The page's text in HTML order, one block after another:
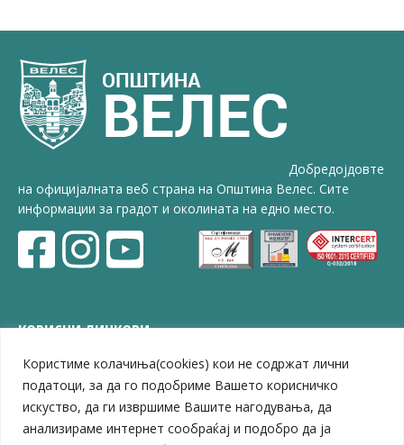
Користиме колачиња(cookies) кои не содржат лични
податоци, за да го подобриме Вашето корисничко
искуство, да ги извршиме Вашите нагодувања, да
анализираме интернет сообраќај и подобро да ја
Добредојдовте
на официјалната веб страна на Општина Велес. Сите
информации за градот и околината на едно место.
КОРИСНИ ЛИНКОВИ
ЗЕЛС – Заедница на единиците на локална самоуправа
Центар за развој на Вардарски плански регион
Јавно комунално претпријатие „Дервен“
ЈПССО „Парк – спорт и паркинзи“